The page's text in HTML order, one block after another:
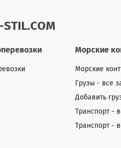
Морские
Морские
Грузы - все
Добавить
Транспорт -
Транспорт -